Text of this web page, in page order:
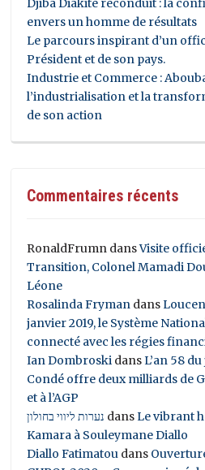
Djiba Diakité reconduit : la
envers un homme de résultats
Le parcours inspirant d’un
Président et de son pays.
Industrie et Commerce :
l’industrialisation et la
de son action
Commentaires récents
RonaldFrumn dansVisite
Transition, Colonel Mamadi
Léone
Rosalinda Fryman dans
janvier 2019, le Système
connecté avec les régies
Ian Dombroski dansL’an 58
Condé offre deux milliards de
et à l’AGP
נערות ליווי בחולון dansLe vibrant
Kamara à Souleymane Diallo
Diallo Fatimatou dans